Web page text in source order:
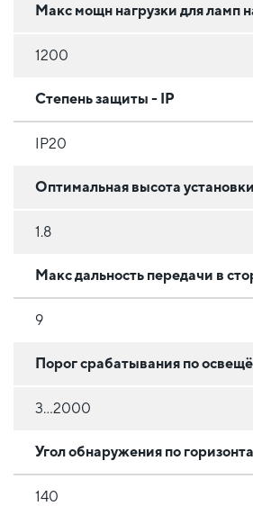
Макс мощн нагрузки для ламп
1200
Степень защиты - IP
IP20
Оптимальная высота
1.8
Макс дальность передачи в
9
Порог срабатывания по
3...2000
Угол обнаружения по
140